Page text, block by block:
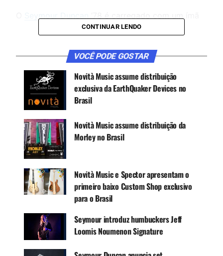
Alnico 2, enrolado exatamente nas mesmas
de ímã e saída se presta a um crunch quente com
leads cortantes e sons com toques harmônicos”,
descreve a empresa.
CONTINUAR LENDO
VOCÊ PODE GOSTAR
Novità Music assume distribuição
exclusiva da EarthQuaker Devices no
Brasil
Novità Music assume distribuição da
Morley no Brasil
Novità Music e Spector apresentam o
primeiro baixo Custom Shop exclusivo
para o Brasil
Seymour introduz humbuckers Jeff
Loomis Noumenon Signature